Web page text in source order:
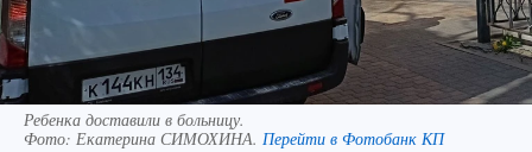
Ребенка доставили в больницу.
Фото: Екатерина СИМОХИНА. Перейти в Фотобанк КП